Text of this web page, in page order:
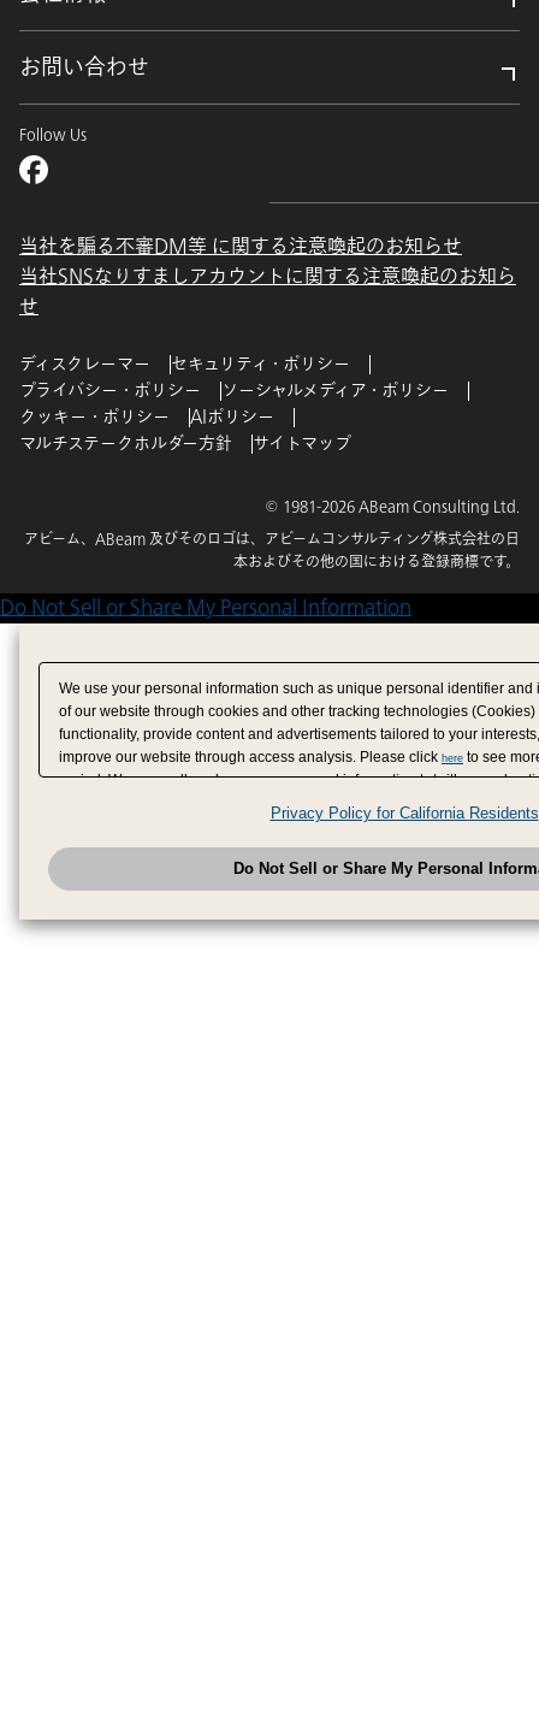
お問い合わせ
Follow Us
当社を騙る不審DM等 に関する注意喚起のお知らせ
当社SNSなりすましアカウントに関する注意喚起のお知ら
せ
ディスクレーマー
セキュリティ・ポリシー
プライバシー・ポリシー
ソーシャルメディア・ポリシー
クッキー・ポリシー
AIポリシー
マルチステークホルダー方針
サイトマップ
© 1981-2026 ABeam Consulting Ltd.
アビーム、ABeam 及びそのロゴは、アビームコンサルティング株式会社の日
本およびその他の国における登録商標です。
Do Not Sell or Share My Personal Information
We use your personal information such as unique personal identifier
of our website through cookies and other tracking technologies
functionality, provide content and advertisements tailored to your
improve our website through access analysis. Please click here to see
period. We may sell or share your personal information to/with our
have provided to them or that they have collected from your use of their
analyze and optimize advertisements delivered to you by businesses
have the right to opt out of sale or share of your personal information by
to exercise your right. If we have detected an opt-out
honored.Change your sell or share preference
Privacy Policy for California Residents
Do Not Sell or Share My Personal